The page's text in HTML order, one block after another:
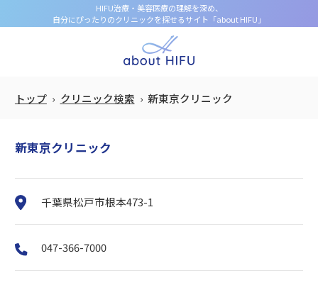
HIFU治療・美容医療の理解を深め、
自分にぴったりのクリニックを探せるサイト「about HIFU」
トップ クリニック検索 新東京クリニック
新東京クリニック
千葉県松戸市根本473-1
047-366-7000